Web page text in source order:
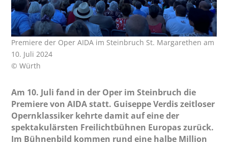
Premiere der Oper AIDA im Steinbruch St. Margarethen am
10. Juli 2024
© Würth
Am 10. Juli fand in der Oper im Steinbruch die
Premiere von AIDA statt. Guiseppe Verdis zeitloser
Opernklassiker kehrte damit auf eine der
spektakulärsten Freilichtbühnen Europas zurück.
Im Bühnenbild kommen rund eine halbe Million